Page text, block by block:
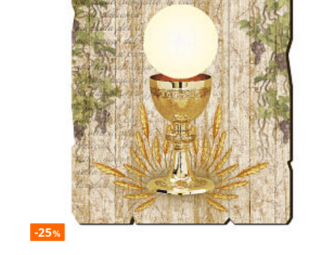
-25%